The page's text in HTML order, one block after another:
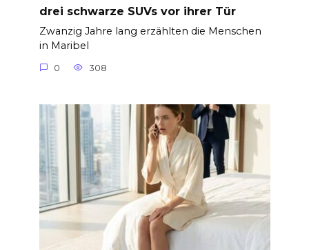
drei schwarze SUVs vor ihrer Tür
Zwanzig Jahre lang erzählten die Menschen
in Maribel
0 308